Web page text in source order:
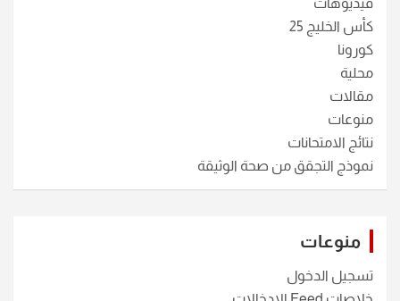
فيديوهات
كأس الخليج 25
كورونا
محلية
مقالات
منوعات
نتائج الامتحانات
نموذج التجقق من صحة الوثيقة
منوعات
تسجيل الدخول